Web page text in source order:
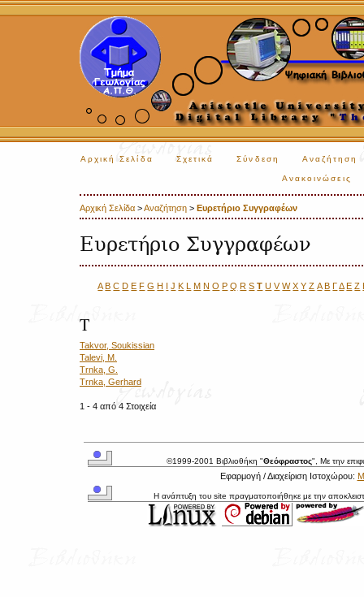
Αρχική Σελίδα Σχετικά Σύνδεση Αναζήτηση
Ανακοινώσεις
Αρχική Σελίδα >Αναζήτηση > Ευρετήριο Συγγραφέων
Ευρετήριο Συγγραφέων
A B C D E F G H I J K L M N O P Q R S T U V W X Y Z Α Β ΓΔ Ε Ζ
T
Takvor, Soukissian
Talevi, M.
Trnka, G.
Trnka, Gerhard
1 - 4 από 4 Στοιχεία
©1999-2001 Βιβλιοθήκη "Θεόφραστος", Με την
Εφαρμογή / Διαχείριση Ιστοχώρου:
Η ανάπτυξη του site πραγματοποιήθηκε με την